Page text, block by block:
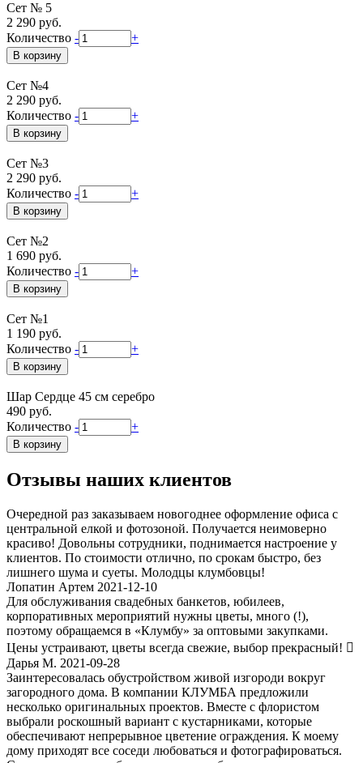
Сет № 5
2 290 руб.
Количество - +
Сет №4
2 290 руб.
Количество - +
Сет №3
2 290 руб.
Количество - +
Сет №2
1 690 руб.
Количество - +
Сет №1
1 190 руб.
Количество - +
Шар Сердце 45 см серебро
490 руб.
Количество - +
Отзывы наших клиентов
Очередной раз заказываем новогоднее оформление офиса с
центральной елкой и фотозоной. Получается неимоверно
красиво! Довольны сотрудники, поднимается настроение у
клиентов. По стоимости отлично, по срокам быстро, без
лишнего шума и суеты. Молодцы клумбовцы!
Лопатин Артем 2021-12-10
Для обслуживания свадебных банкетов, юбилеев,
корпоративных мероприятий нужны цветы, много (!),
поэтому обращаемся в «Клумбу» за оптовыми закупками.
Цены устраивают, цветы всегда свежие, выбор прекрасный! 
Дарья М. 2021-09-28
Заинтересовалась обустройством живой изгороди вокруг
загородного дома. В компании КЛУМБА предложили
несколько оригинальных проектов. Вместе с флористом
выбрали роскошный вариант с кустарниками, которые
обеспечивают непрерывное цветение ограждения. К моему
дому приходят все соседи любоваться и фотографироваться.